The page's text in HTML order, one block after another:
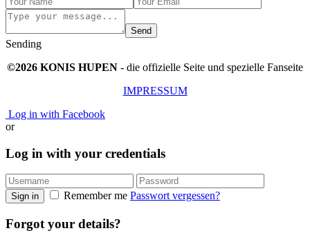
Send
Sending
©2026 KONIS HUPEN - die offizielle Seite und spezielle Fanseite
IMPRESSUM
Log in with Facebook
or
Log in with your credentials
Sign in Remember me Passwort vergessen?
Forgot your details?